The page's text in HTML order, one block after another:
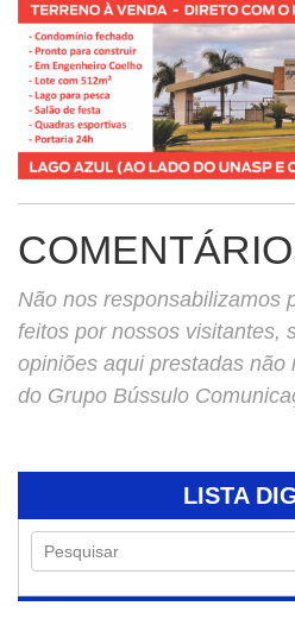
Não nos responsabilizamos
feitos por nossos visitantes,
opiniões aqui prestadas não
do Grupo Bússulo
LISTA
Pesquisar